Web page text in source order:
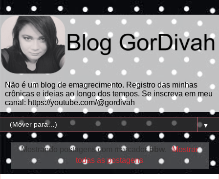
Não é um blog de emagrecimento. Registro das minhas
crônicas e ideias ao longo dos tempos. Se inscreva em meu
canal: https://youtube.com/@gordivah
▼
Mostrando postagens com marcadorbbw.
Mostrar
todas as postagens